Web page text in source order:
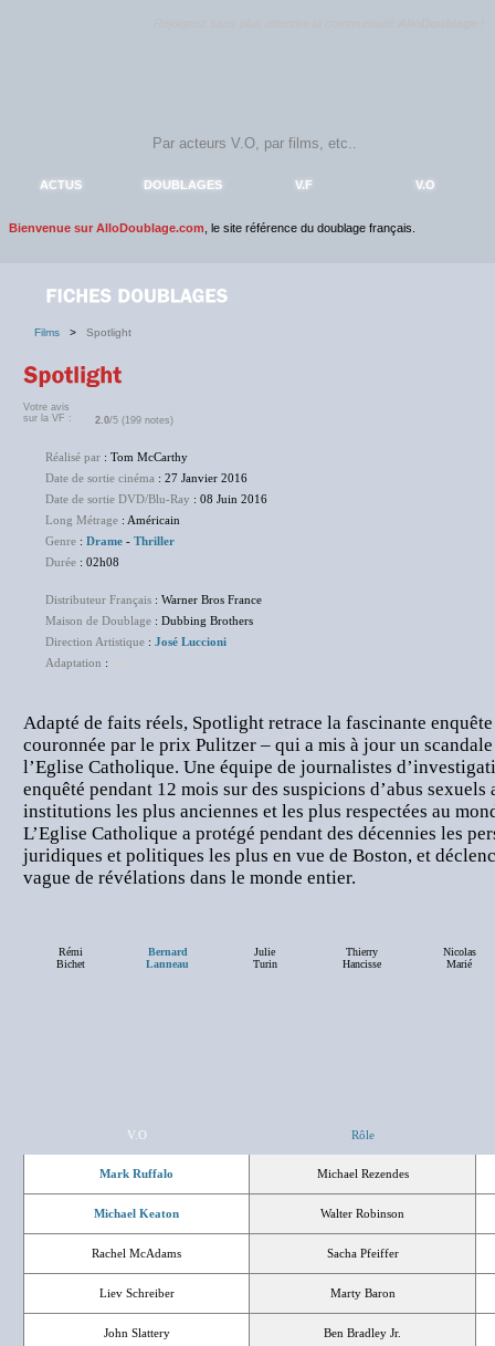
ACTUS DOUBLAGES V.F V.O
Bienvenue sur AlloDoublage.com , le site référence du doublage français.
Films > Spotlight
Votre avis
sur la VF :
2.0/5 (199 notes)
Réalisé par : Tom McCarthy
Date de sortie cinéma : 27 Janvier 2016
Date de sortie DVD/Blu-Ray : 08 Juin 2016
Long Métrage : Américain
Genre : Drame - Thriller
Durée : 02h08
Distributeur Français : Warner Bros France
Maison de Doublage : Dubbing Brothers
Direction Artistique : José Luccioni
Adaptation :
Adapté de faits réels, Spotlight retrace la fascinante
couronnée par le prix Pulitzer – qui a mis à jour un scandale
l’Eglise Catholique. Une équipe de journalistes
enquêté pendant 12 mois sur des suspicions d’abus sexuels
institutions les plus anciennes et les plus respectées au
L’Eglise Catholique a protégé pendant des décennies les
juridiques et politiques les plus en vue de Boston, et
vague de révélations dans le monde entier.
Rémi
Bichet
Bernard
Lanneau
Julie
Turin
Thierry
Hancisse
Nicolas
Marié
V.O Rôle
Mark Ruffalo Michael Rezendes
Michael Keaton Walter Robinson
Rachel McAdams Sacha Pfeiffer
Liev Schreiber Marty Baron
John Slattery Ben Bradley Jr.